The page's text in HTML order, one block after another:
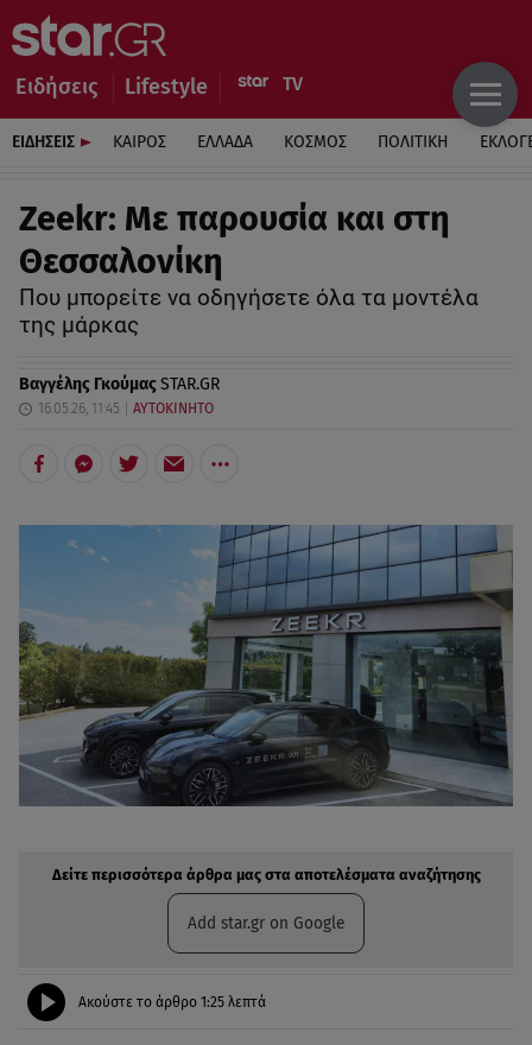
Ειδήσεις Lifestyle
ΕΙΔΗΣΕΙΣ ΚΑΙΡΟΣ ΕΛΛΑΔΑ ΚΟΣΜΟΣ ΠΟΛΙΤΙΚΗ
Zeekr: Με παρουσία και στη
Θεσσαλονίκη
Που μπορείτε να οδηγήσετε όλα τα μοντέλα
της μάρκας
Βαγγέλης ΓκούμαςSTAR.GR
16.05.26, 11:45 ΑΥΤΟΚΙΝΗΤΟ
Δείτε περισσότερα άρθρα μας στα αποτελέσματα αναζήτησης
Add star.gr on Google
Ακούστε το άρθρο 1:25 λεπτά